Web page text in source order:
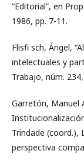
“Editorial”, en
1986, pp. 7-11.
Flisfi sch, Ángel,
intelectuales y
Trabajo, núm.
Garretón, Manuel
Trindade (coord.),
perspectiva